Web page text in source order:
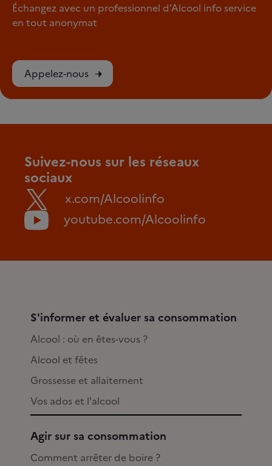
Échangez avec un professionnel d’Alcool info service
en tout anonymat
Appelez-nous
Suivez-nous sur les réseaux
sociaux
x.com/Alcoolinfo
youtube.com/Alcoolinfo
S'informer et évaluer sa consommation
Alcool : où en êtes-vous ?
Alcool et fêtes
Grossesse et allaitement
Vos ados et l'alcool
Agir sur sa consommation
Comment arrêter de boire ?